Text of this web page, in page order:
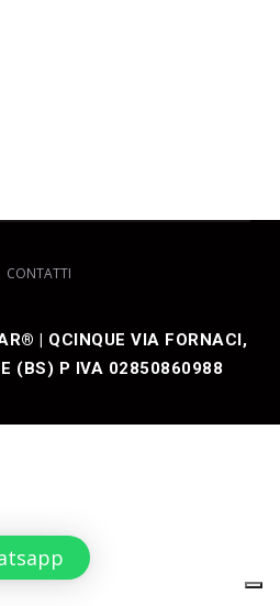
CONTATTI
| QCINQUE VIA FORNACI,
(BS) P IVA 02850860988